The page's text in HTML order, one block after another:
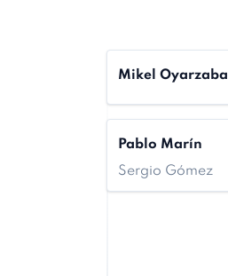
Mikel Oyarzabal
Pablo Marín
Sergio Gómez